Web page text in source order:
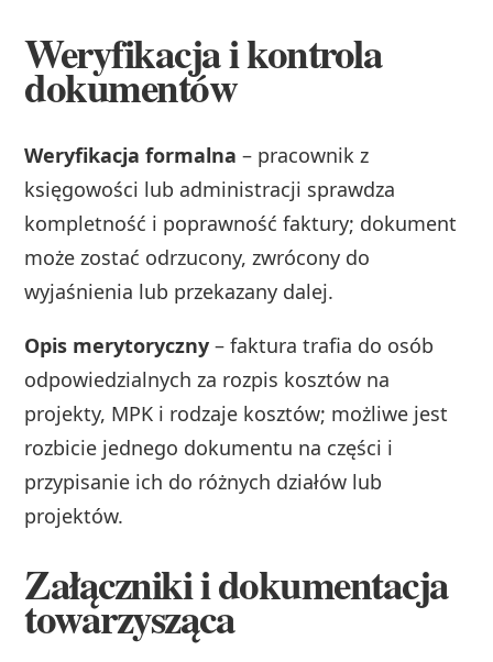
Weryfikacja i kontrola
dokumentów
Weryfikacja formalna – pracownik z
księgowości lub administracji sprawdza
kompletność i poprawność faktury; dokument
może zostać odrzucony, zwrócony do
wyjaśnienia lub przekazany dalej.
Opis merytoryczny – faktura trafia do osób
odpowiedzialnych za rozpis kosztów na
projekty, MPK i rodzaje kosztów; możliwe jest
rozbicie jednego dokumentu na części i
przypisanie ich do różnych działów lub
projektów.
Załączniki i dokumentacja
towarzysząca